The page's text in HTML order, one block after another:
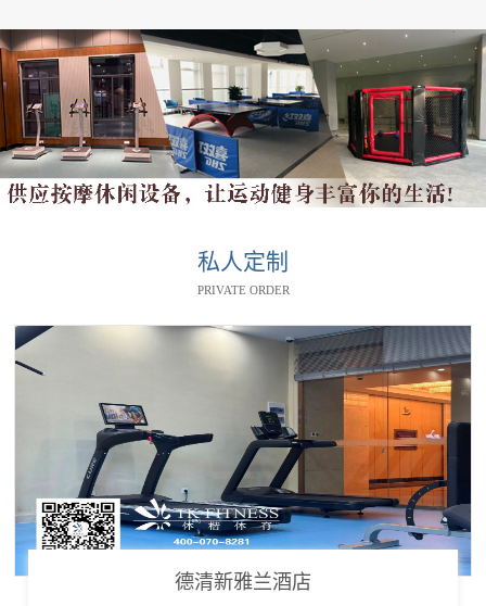
私人定制
PRIVATE ORDER
德清新雅兰酒店